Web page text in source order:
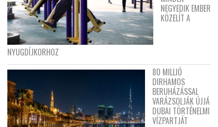
NEGYEDIK EMBER
KÖZELÍT A
NYUGDÍJKORHOZ
80 MILLIÓ
DIRHAMOS
BERUHÁZÁSSAL
VARÁZSOLJÁK ÚJJÁ
DUBAI TÖRTÉNELMI
VÍZPARTJÁT